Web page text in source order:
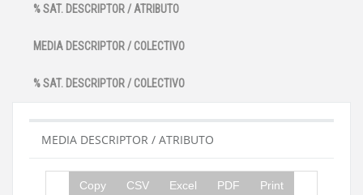
% SAT. DESCRIPTOR / ATRIBUTO
MEDIA DESCRIPTOR / COLECTIVO
% SAT. DESCRIPTOR / COLECTIVO
MEDIA DESCRIPTOR / ATRIBUTO
Copy CSV Excel PDF Print